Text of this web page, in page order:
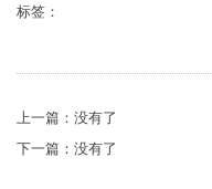
标签：
上一篇：没有了
下一篇：没有了